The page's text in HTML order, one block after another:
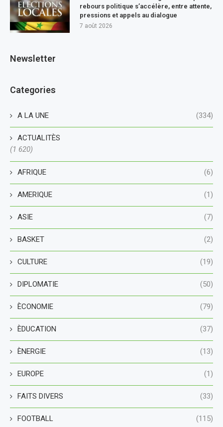
rebours politique s’accélère, entre attente,
pressions et appels au dialogue
7 août 2026
Newsletter
Categories
A LA UNE (334)
ACTUALITÈS
(1 620)
AFRIQUE (6)
AMERIQUE (1)
ASIE (7)
BASKET (2)
CULTURE (19)
DIPLOMATIE (50)
ÈCONOMIE (79)
ÈDUCATION (37)
ÈNERGIE (13)
EUROPE (1)
FAITS DIVERS (33)
FOOTBALL (115)